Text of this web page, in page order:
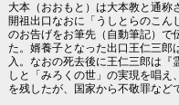
大本（おおもと）は大本教と通称
開祖出口なおに「うしとらのこん
のお告げをお筆先（自動筆記）で
た。婿養子となった出口王仁三郎
入。なおの死去後に王仁三郎は
しと「みろくの世」の実現を唱
を残したが、国家から不敬罪など